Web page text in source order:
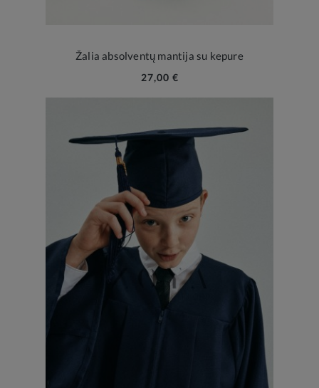
Žalia absolventų mantija su kepure
27,00 €